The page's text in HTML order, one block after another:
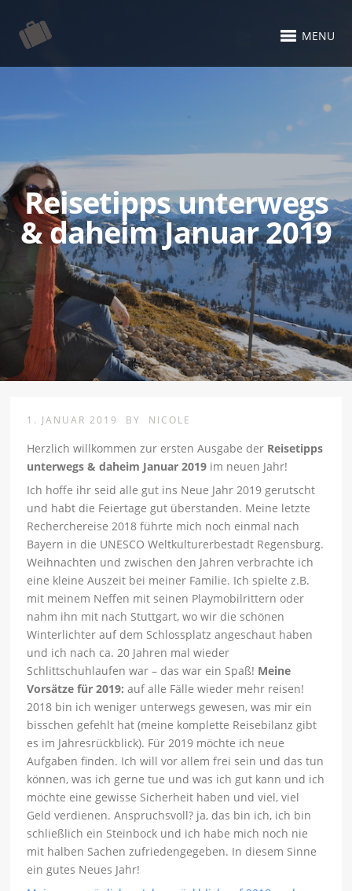
MENU
Reisetipps unterwegs
& daheim Januar 2019
1. JANUAR 2019 BY NICOLE
Herzlich willkommen zur ersten Ausgabe der Reisetipps
unterwegs & daheim Januar 2019 im neuen Jahr!
Ich hoffe ihr seid alle gut ins Neue Jahr 2019 gerutscht
und habt die Feiertage gut überstanden. Meine letzte
Recherchereise 2018 führte mich noch einmal nach
Bayern in die UNESCO Weltkulturerbestadt Regensburg.
Weihnachten und zwischen den Jahren verbrachte ich
eine kleine Auszeit bei meiner Familie. Ich spielte z.B.
mit meinem Neffen mit seinen Playmobilrittern oder
nahm ihn mit nach Stuttgart, wo wir die schönen
Winterlichter auf dem Schlossplatz angeschaut haben
und ich nach ca. 20 Jahren mal wieder
Schlittschuhlaufen war – das war ein Spaß! Meine
Vorsätze für 2019: auf alle Fälle wieder mehr reisen!
2018 bin ich weniger unterwegs gewesen, was mir ein
bisschen gefehlt hat (meine komplette Reisebilanz gibt
es im Jahresrückblick). Für 2019 möchte ich neue
Aufgaben finden. Ich will vor allem frei sein und das tun
können, was ich gerne tue und was ich gut kann und ich
möchte eine gewisse Sicherheit haben und viel, viel
Geld verdienen. Anspruchsvoll? ja, das bin ich, ich bin
schließlich ein Steinbock und ich habe mich noch nie
mit halben Sachen zufriedengegeben. In diesem Sinne
ein gutes Neues Jahr!